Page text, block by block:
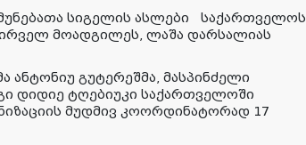
სიგელის ასლები
საქართველოს
მოადგილეს, ლაშა დარსალიას
ანტონიუ გუტერეშმა, მასპინძელი
დიდიე ტღებიუკი საქართველოში
მუდმივ კოორდინატორად 17